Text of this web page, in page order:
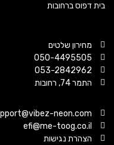
דפוס ברחובות
מחירון שלטים
050-4495505
053-2842962
התמר 74, רחובות
support@vibez-neon.com
efi@me-toog.co.il
הצהרת נגישות